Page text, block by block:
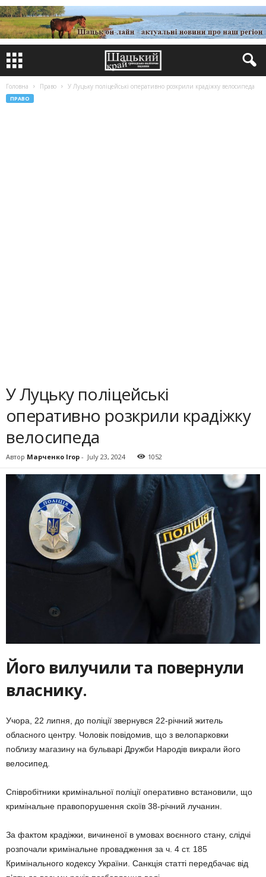
Головна Право У Луцьку поліцейські оперативно розкрили крадіжку велосипеда
ПРАВО
У Луцьку поліцейські
оперативно розкрили крадіжку
велосипеда
Автор Марченко Ігор - July 23, 2024 1052
Його вилучили та повернули
власнику.
Учора, 22 липня, до поліції звернувся 22-річний житель
обласного центру. Чоловік повідомив, що з велопарковки
поблизу магазину на бульварі Дружби Народів викрали його
велосипед.
Співробітники кримінальної поліції оперативно встановили, що
кримінальне правопорушення скоїв 38-річний лучанин.
За фактом крадіжки, вичиненої в умовах воєнного стану, слідчі
розпочали кримінальне провадження за ч. 4 ст. 185
Кримінального кодексу України. Санкція статті передбачає від